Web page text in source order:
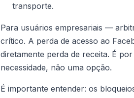
transporte.
Para usuários empresariais —
crítico. A perda de acesso ao
diretamente perda de receita. É
necessidade, não uma opção.
É importante entender: os